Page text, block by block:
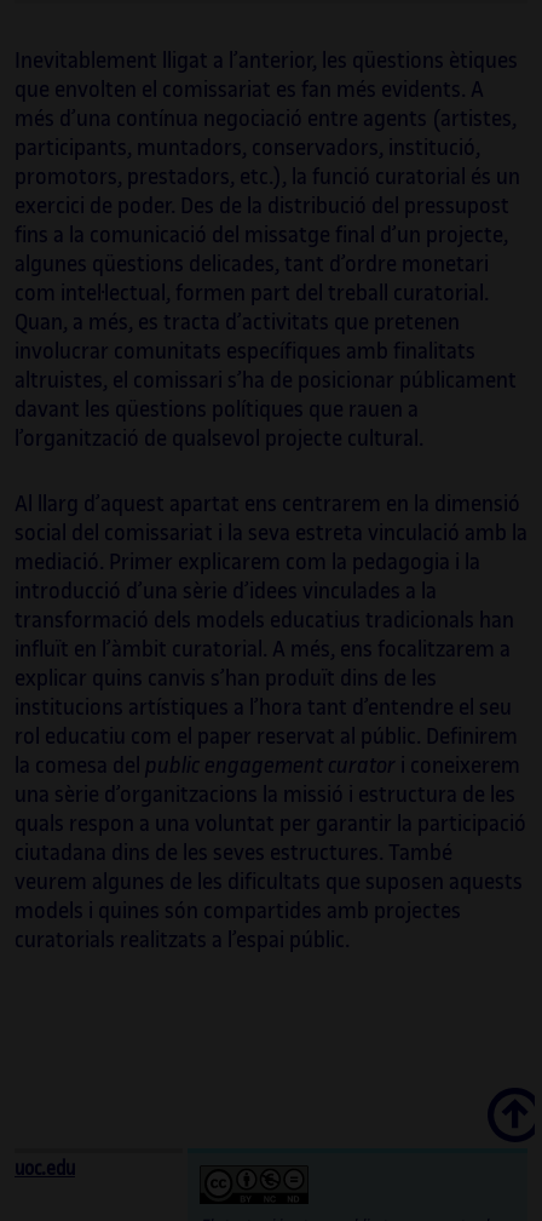
Inevitablement lligat a l’anterior, les qüestions ètiques
que envolten el comissariat es fan més evidents. A
més d’una contínua negociació entre agents (artistes,
participants, muntadors, conservadors, institució,
promotors, prestadors, etc.), la funció curatorial és un
exercici de poder. Des de la distribució del pressupost
fins a la comunicació del missatge final d’un projecte,
algunes qüestions delicades, tant d’ordre monetari
com intel·lectual, formen part del treball curatorial.
Quan, a més, es tracta d’activitats que pretenen
involucrar comunitats específiques amb finalitats
altruistes, el comissari s’ha de posicionar públicament
davant les qüestions polítiques que rauen a
l’organització de qualsevol projecte cultural.
Al llarg d’aquest apartat ens centrarem en la dimensió
social del comissariat i la seva estreta vinculació amb la
mediació. Primer explicarem com la pedagogia i la
introducció d’una sèrie d’idees vinculades a la
transformació dels models educatius tradicionals han
influït en l’àmbit curatorial. A més, ens focalitzarem a
explicar quins canvis s’han produït dins de les
institucions artístiques a l’hora tant d’entendre el seu
rol educatiu com el paper reservat al públic. Definirem
la comesa del public engagement curator i coneixerem
una sèrie d’organitzacions la missió i estructura de les
quals respon a una voluntat per garantir la participació
ciutadana dins de les seves estructures. També
veurem algunes de les dificultats que suposen aquests
models i quines són compartides amb projectes
curatorials realitzats a l’espai públic.
Scroll
uoc.edu